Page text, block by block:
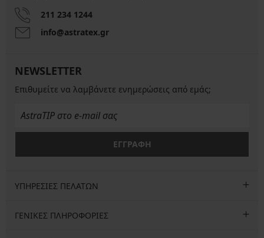
211 234 1244
info@astratex.gr
NEWSLETTER
Επιθυμείτε να λαμβάνετε ενημερώσεις από εμάς;
ΕΓΓΡΑΦΗ
ΥΠΗΡΕΣΙΕΣ ΠΕΛΑΤΩΝ
ΓΕΝΙΚΕΣ ΠΛΗΡΟΦΟΡΙΕΣ